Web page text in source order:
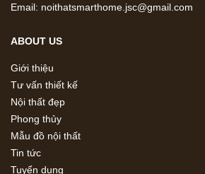
Email: noithatsmarthome.jsc@gmail.com
ABOUT US
Giới thiệu
Tư vấn thiết kế
Nội thất đẹp
Phong thủy
Mẫu đồ nội thất
Tin tức
Tuyển dụng